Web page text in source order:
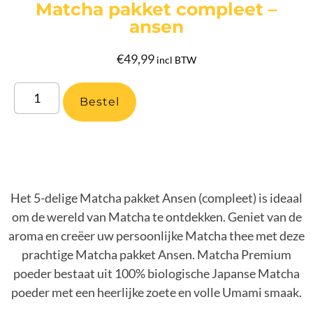
Matcha pakket compleet –
ansen
€49,99 incl BTW
Bestel
Het 5-delige Matcha pakket Ansen (compleet) is ideaal
om de wereld van Matcha te ontdekken. Geniet van de
aroma en creëer uw persoonlijke Matcha thee met deze
prachtige Matcha pakket Ansen. Matcha Premium
poeder bestaat uit 100% biologische Japanse Matcha
poeder met een heerlijke zoete en volle Umami smaak.